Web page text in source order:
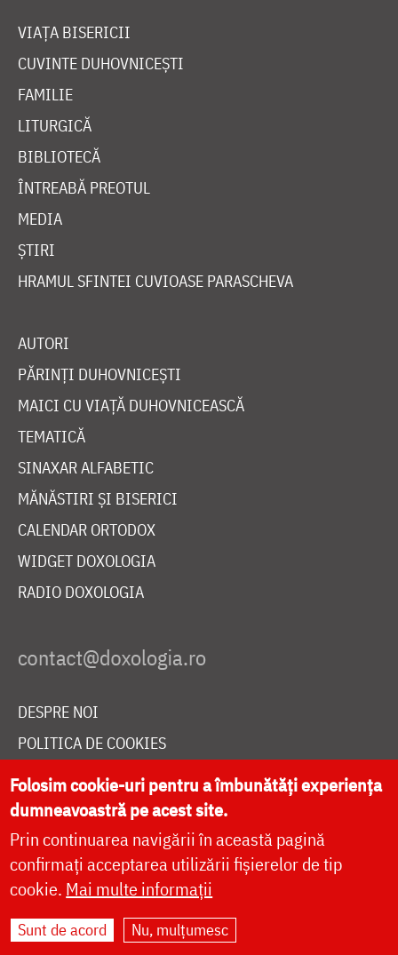
VIAȚA BISERICII
CUVINTE DUHOVNICEȘTI
FAMILIE
LITURGICĂ
BIBLIOTECĂ
ÎNTREABĂ PREOTUL
MEDIA
ȘTIRI
HRAMUL SFINTEI CUVIOASE PARASCHEVA
AUTORI
PĂRINȚI DUHOVNICEȘTI
MAICI CU VIAȚĂ DUHOVNICEASCĂ
TEMATICĂ
SINAXAR ALFABETIC
MĂNĂSTIRI ȘI BISERICI
CALENDAR ORTODOX
WIDGET DOXOLOGIA
RADIO DOXOLOGIA
DESPRE NOI
POLITICA DE COOKIES
DONEAZĂ ONLINE PENTRU CATEDRALA NAȚIONALĂ
LIVE
Site dezvoltat deDOXOLOGIA MEDIA
Folosim cookie-uri pentru a îmbunătăți experiența
dumneavoastră pe acest site.
Prin continuarea navigării în această pagină
confirmați acceptarea utilizării fișierelor de tip
cookie. Mai multe informații
Sunt de acord Nu, mulțumesc